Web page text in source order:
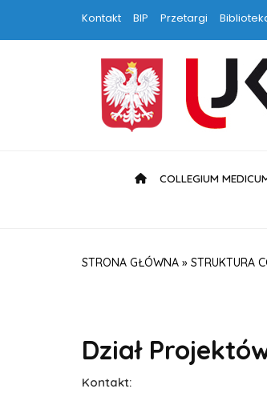
Kontakt BIP Przetargi
HOMECOLLEGIUM
STRONA GŁÓWNA » STRUKTURA
Dział
Kontakt: